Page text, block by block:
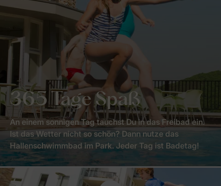
365 Tage Spaß
An einem sonnigen Tag tauchst Du in das Freibad ein.
Ist das Wetter nicht so schön? Dann nutze das
Hallenschwimmbad im Park. Jeder Tag ist Badetag!